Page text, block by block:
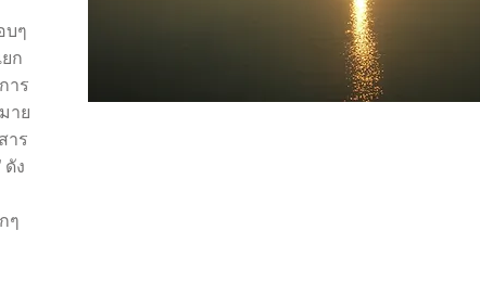
บๆ
ก
าร
าย
าร
ดัง
ๆ